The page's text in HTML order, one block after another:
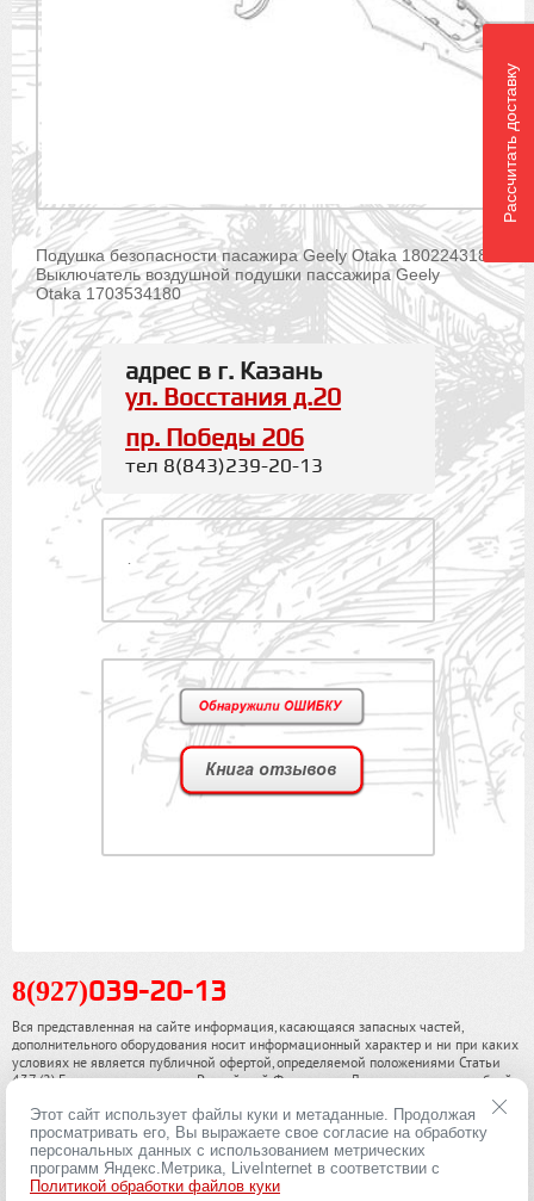
Подушка безопасности пасажира Geely Otaka 1802243180
Выключатель воздушной подушки пассажира Geely
Otaka 1703534180
адрес в г. Казань
ул. Восстания д.20
пр. Победы 206
тел 8(843)239-20-13
.
8(927)039-20-13
Вся представленная на сайте информация, касающаяся запасных частей,
дополнительного оборудования носит информационный характер и ни при каких
условиях не является публичной офертой, определяемой положениями Статьи
437 (2) Гражданского кодекса Российской Федерации. Для получения подробной
информации, пожалуйста, обращайтесь к нашим специалистам. чинамобил.рф ©
2013-2026. Все права охраняются законом.
Политика конфиденциальности
Этот сайт использует файлы куки и метаданные. Продолжая
просматривать его, Вы выражаете свое согласие на обработку
персональных данных с использованием метрических
программ Яндекс.Метрика, LiveInternet в соответствии с
Политикой обработки файлов куки
Рассчитать доставку